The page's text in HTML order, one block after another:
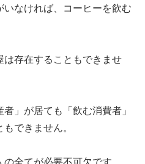
いなければ、コーヒーを飲む
は存在することもできませ
」が居ても「飲む消費者」
できません。
全てが必要不可欠です。